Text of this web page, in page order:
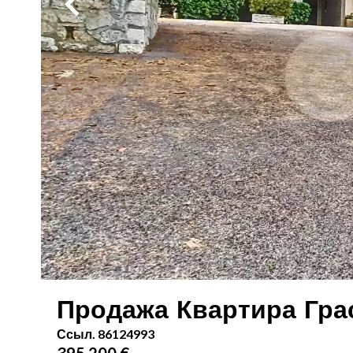
Продажа Квартира
Ссыл. 86124993